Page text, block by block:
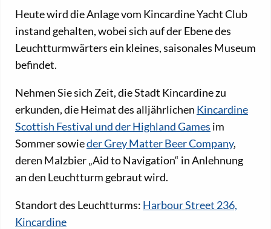
Heute wird die Anlage vom Kincardine Yacht Club
instand gehalten, wobei sich auf der Ebene des
Leuchtturmwärters ein kleines, saisonales Museum
befindet.
Nehmen Sie sich Zeit, die Stadt Kincardine zu
erkunden, die Heimat des alljährlichen Kincardine
Scottish Festival und der Highland Games im
Sommer sowieder Grey Matter Beer Company,
deren Malzbier „Aid to Navigation“ in Anlehnung
an den Leuchtturm gebraut wird.
Standort des Leuchtturms: Harbour Street 236,
Kincardine